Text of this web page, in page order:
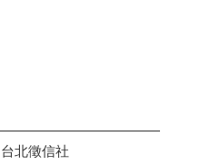
台北徵信社